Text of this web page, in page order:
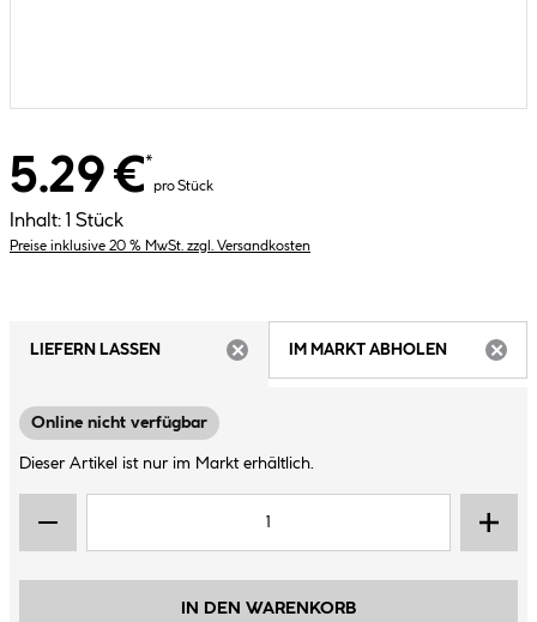
5.29 €*
pro Stück
Inhalt: 1 Stück
Preise inklusive 20 % MwSt. zzgl. Versandkosten
LIEFERN LASSEN
IM MARKT ABHOLEN
Online nicht verfügbar
Dieser Artikel ist nur im Markt erhältlich.
IN DEN WARENKORB